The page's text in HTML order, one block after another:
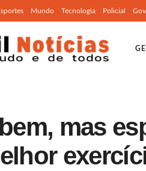
Mundo Tecnologia Policial
mas